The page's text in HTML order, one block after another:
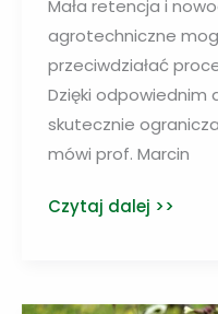
Mała retencja i
agrotechniczne
przeciwdziałać
Dzięki odpowiednim
skutecznie
mówi prof. Marcin
Mała
Czytaj dalej >>